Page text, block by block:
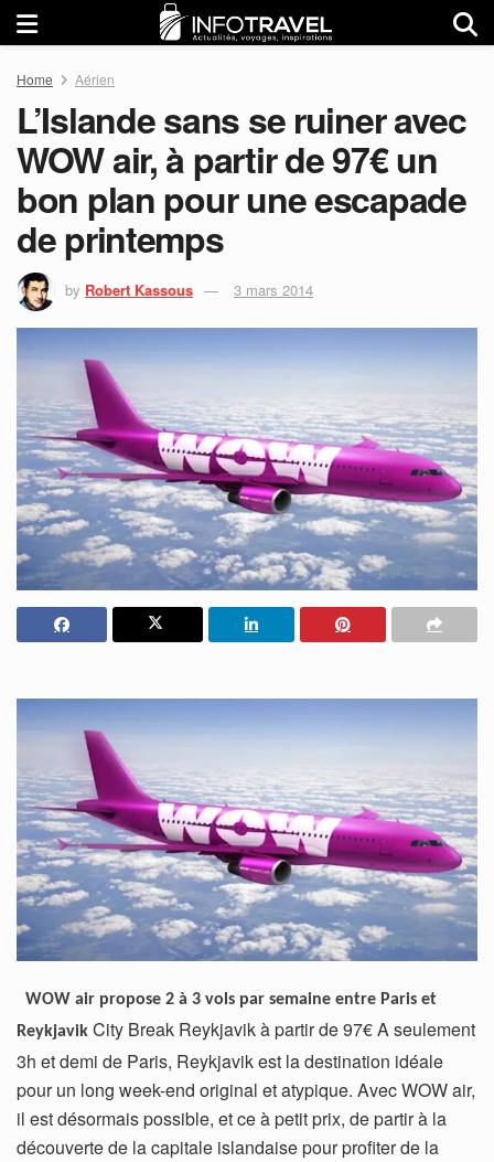
Home Aérien
L’Islande sans se ruiner avec
WOW air, à partir de 97€ un
bon plan pour une escapade
de printemps
by Robert Kassous 3 mars 2014
WOW air propose 2 à 3 vols par semaine entre Paris et
Reykjavik City Break Reykjavik à partir de 97€ A seulement
3h et demi de Paris, Reykjavik est la destination idéale
pour un long week-end original et atypique. Avec WOW air,
il est désormais possible, et ce à petit prix, de partir à la
découverte de la capitale islandaise pour profiter de la